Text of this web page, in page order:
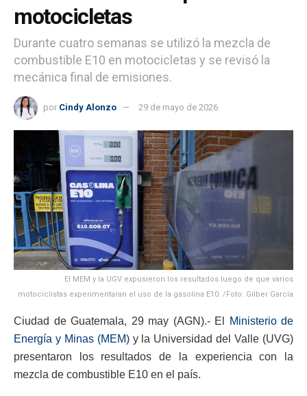
motocicletas
Durante cuatro semanas se utilizó la mezcla de
combustible E10 en motocicletas y se revisó la
mecánica final de emisiones.
por Cindy Alonzo 29 de mayo de 2026
El MEM y la UGV expusieron los resultados luego de que varios
motociclistas experimentaran el uso de la gasolina E10. /Foto: Gilber García
Ciudad de Guatemala, 29 may (AGN).- El
Ministerio de
Energía y Minas (MEM)y la Universidad del Valle (UVG)
presentaron los resultados de la experiencia con la
mezcla de combustible E10 en el país.